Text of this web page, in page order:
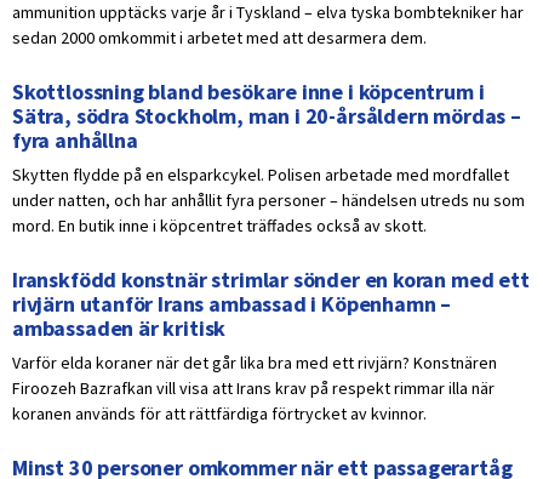
ammunition upptäcks varje år i Tyskland – elva tyska bombtekniker har
sedan 2000 omkommit i arbetet med att desarmera dem.
Skottlossning bland besökare inne i köpcentrum i
Sätra, södra Stockholm, man i 20-årsåldern mördas –
fyra anhållna
Skytten flydde på en elsparkcykel. Polisen arbetade med mordfallet
under natten, och har anhållit fyra personer – händelsen utreds nu som
mord. En butik inne i köpcentret träffades också av skott.
Iranskfödd konstnär strimlar sönder en koran med ett
rivjärn utanför Irans ambassad i Köpenhamn –
ambassaden är kritisk
Varför elda koraner när det går lika bra med ett rivjärn? Konstnären
Firoozeh Bazrafkan vill visa att Irans krav på respekt rimmar illa när
koranen används för att rättfärdiga förtrycket av kvinnor.
Minst 30 personer omkommer när ett passagerartåg